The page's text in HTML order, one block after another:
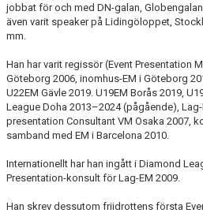
jobbat för och med DN-galan,
även varit speaker på Lidingöloppet,
mm.
Han har varit regissör (Event Presentation
Göteborg 2006, inomhus-EM i Göteborg
U22EM Gävle 2019. U19EM Borås 2019,
League Doha 2013–2024 (pågående),
presentation Consultant VM Osaka 2007,
samband med EM i Barcelona 2010.
Internationellt har han ingått i Diamond
Presentation-konsult för Lag-EM 2009.
Han skrev dessutom friidrottens första